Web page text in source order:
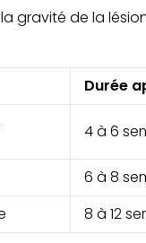
gravité de la
Durée
4 à 6
6 à 8
8 à 12